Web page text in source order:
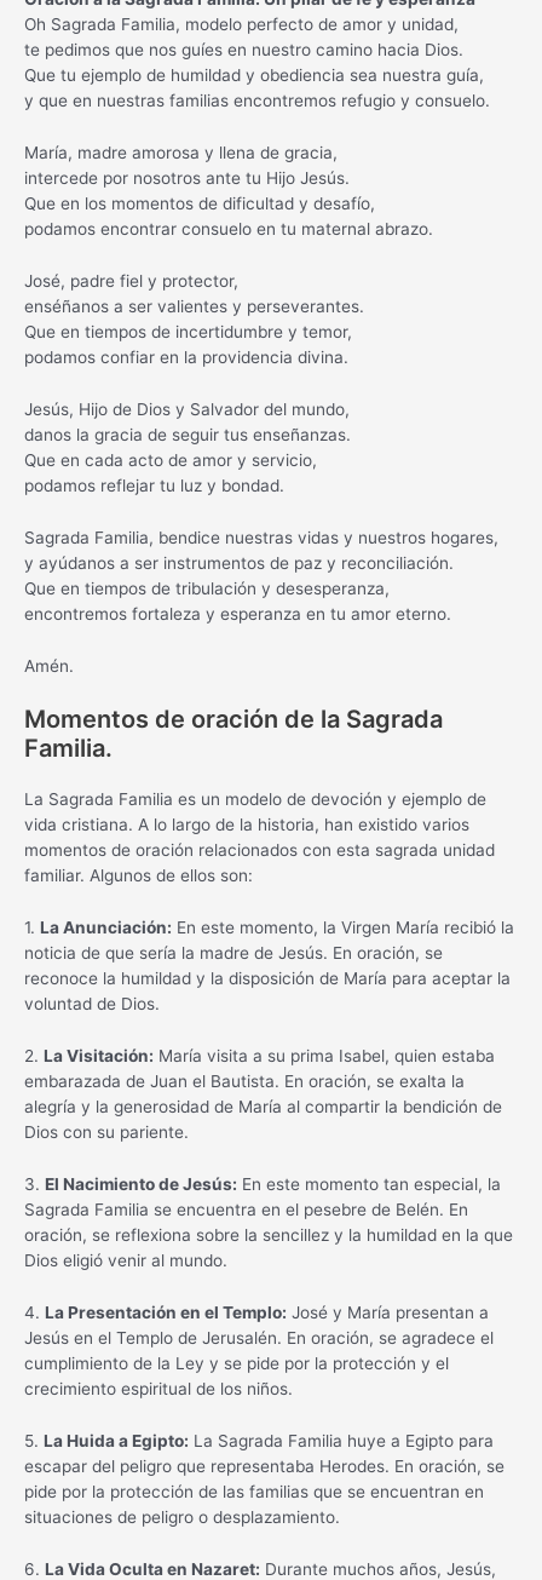
Oh Sagrada Familia, modelo perfecto de amor y unidad,
te pedimos que nos guíes en nuestro camino hacia Dios.
Que tu ejemplo de humildad y obediencia sea nuestra guía,
y que en nuestras familias encontremos refugio y consuelo.
María, madre amorosa y llena de gracia,
intercede por nosotros ante tu Hijo Jesús.
Que en los momentos de dificultad y desafío,
podamos encontrar consuelo en tu maternal abrazo.
José, padre fiel y protector,
enséñanos a ser valientes y perseverantes.
Que en tiempos de incertidumbre y temor,
podamos confiar en la providencia divina.
Jesús, Hijo de Dios y Salvador del mundo,
danos la gracia de seguir tus enseñanzas.
Que en cada acto de amor y servicio,
podamos reflejar tu luz y bondad.
Sagrada Familia, bendice nuestras vidas y nuestros hogares,
y ayúdanos a ser instrumentos de paz y reconciliación.
Que en tiempos de tribulación y desesperanza,
encontremos fortaleza y esperanza en tu amor eterno.
Amén.
Momentos de oración de la Sagrada
Familia.
La Sagrada Familia es un modelo de devoción y ejemplo de
vida cristiana. A lo largo de la historia, han existido varios
momentos de oración relacionados con esta sagrada unidad
familiar. Algunos de ellos son:
1. La Anunciación: En este momento, la Virgen María recibió la
noticia de que sería la madre de Jesús. En oración, se
reconoce la humildad y la disposición de María para aceptar la
voluntad de Dios.
2. La Visitación: María visita a su prima Isabel, quien estaba
embarazada de Juan el Bautista. En oración, se exalta la
alegría y la generosidad de María al compartir la bendición de
Dios con su pariente.
3. El Nacimiento de Jesús: En este momento tan especial, la
Sagrada Familia se encuentra en el pesebre de Belén. En
oración, se reflexiona sobre la sencillez y la humildad en la que
Dios eligió venir al mundo.
4. La Presentación en el Templo: José y María presentan a
Jesús en el Templo de Jerusalén. En oración, se agradece el
cumplimiento de la Ley y se pide por la protección y el
crecimiento espiritual de los niños.
5. La Huida a Egipto: La Sagrada Familia huye a Egipto para
escapar del peligro que representaba Herodes. En oración, se
pide por la protección de las familias que se encuentran en
situaciones de peligro o desplazamiento.
6. La Vida Oculta en Nazaret: Durante muchos años, Jesús,